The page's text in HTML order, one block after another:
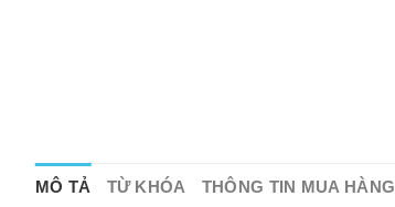
MÔ TẢ TỪ KHÓA THÔNG TIN MUA HÀNG